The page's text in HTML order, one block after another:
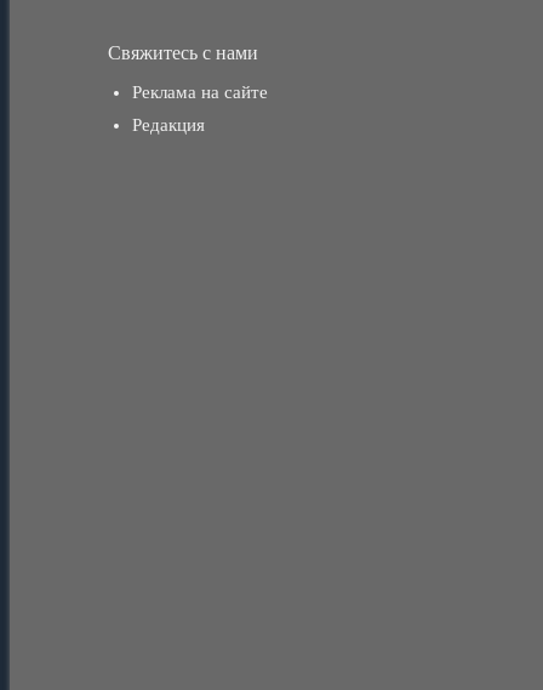
Свяжитесь с нами
Реклама на сайте
Редакция